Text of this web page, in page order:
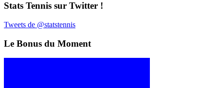
Stats Tennis sur Twitter !
Tweets de @statstennis
Le Bonus du Moment